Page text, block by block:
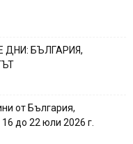
БЪЛГАРИЯ,
от България,
до 22 юли 2026 г.